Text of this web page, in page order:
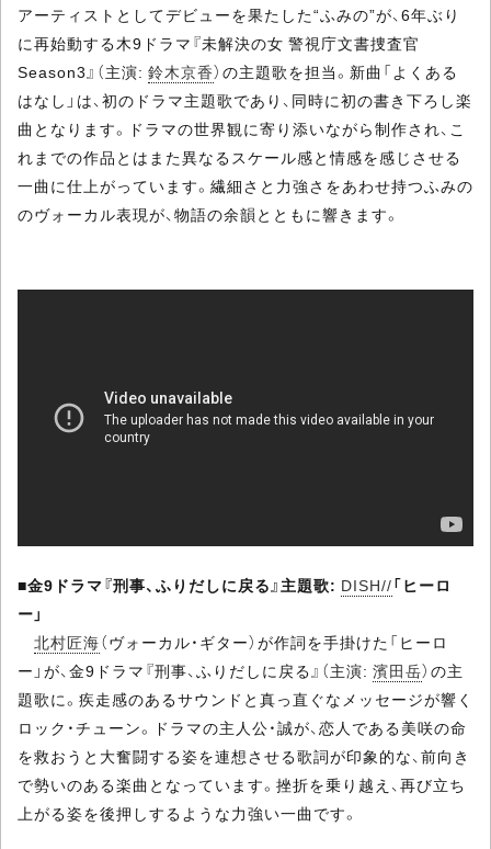
アーティストとしてデビューを果たした“ふみの”が、6年ぶり
に再始動する木9ドラマ『未解決の女 警視庁文書捜査官
Season3』（主演: 鈴木京香）の主題歌を担当。新曲「よくある
はなし」は、初のドラマ主題歌であり、同時に初の書き下ろし楽
曲となります。ドラマの世界観に寄り添いながら制作され、こ
れまでの作品とはまた異なるスケール感と情感を感じさせる
一曲に仕上がっています。繊細さと力強さをあわせ持つふみの
のヴォーカル表現が、物語の余韻とともに響きます。
■金9ドラマ『刑事、ふりだしに戻る』主題歌: DISH//「ヒーロ
ー」
北村匠海（ヴォーカル・ギター）が作詞を手掛けた「ヒーロ
ー」が、金9ドラマ『刑事、ふりだしに戻る』（主演: 濱田岳）の主
題歌に。疾走感のあるサウンドと真っ直ぐなメッセージが響く
ロック・チューン。ドラマの主人公・誠が、恋人である美咲の命
を救おうと大奮闘する姿を連想させる歌詞が印象的な、前向き
で勢いのある楽曲となっています。挫折を乗り越え、再び立ち
上がる姿を後押しするような力強い一曲です。